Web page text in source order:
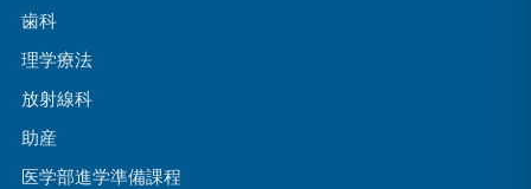
歯科
理学療法
放射線科
助産
医学部進学準備課程